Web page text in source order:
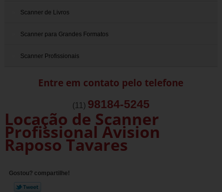
Scanner de Livros
Scanner para Grandes Formatos
Scanner Profissionais
Entre em contato pelo telefone
(11) 98184-5245
Locação de Scanner
Profissional Avision
Raposo Tavares
Gostou? compartilhe!